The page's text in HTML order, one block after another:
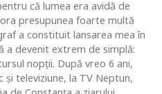
că lumea era avidă de
presupunea foarte multă
a constituit lansarea mea în
a devenit extrem de simplă:
nopţii. După vreo 6 ani,
televiziune, la TV Neptun,